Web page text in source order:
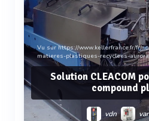
Vu sur https://www.kellerfrance.fr/fr/
matieres-plastiques-recyclees-
Solution CLEACOM
compound
vdn